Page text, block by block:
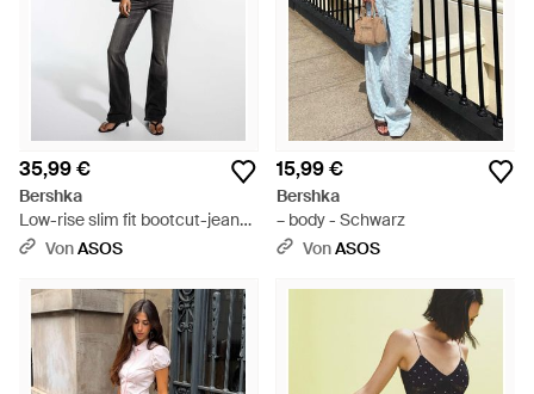
35,99 €
Bershka
Low-rise slim fit bootcut-jeans
- Schwarz
VonASOS
15,99 €
Bershka
– body - Schwarz
VonASOS